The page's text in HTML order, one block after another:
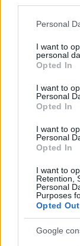
Please note
not limited to
grant or deny
use your data
consent section.
Personal
I want to
personal
Opted In
I want to
Personal
Opted In
I want to
Personal
Opted In
I want to
Retention,
Personal
Purposes
Opted Out
Google
Tenyérjóslás
A tökéletes főtt
tanultam a